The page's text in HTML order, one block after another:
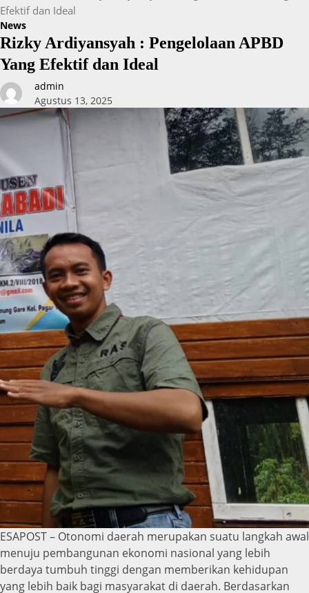
Efektif dan Ideal
News
Rizky Ardiyansyah : Pengelolaan APBD
Yang Efektif dan Ideal
admin
Agustus 13, 2025
ESAPOST – Otonomi daerah merupakan suatu langkah awal
menuju pembangunan ekonomi nasional yang lebih
berdaya tumbuh tinggi dengan memberikan kehidupan
yang lebih baik bagi masyarakat di daerah. Berdasarkan